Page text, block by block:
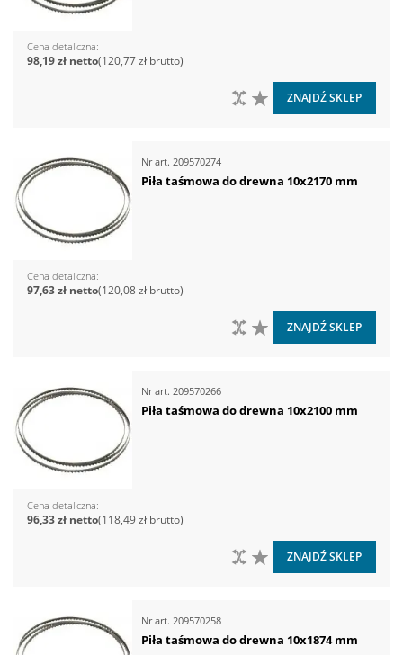
Cena detaliczna
120,77 zł
98,19 zł
DO LISTY ŻYCZEŃ
DO PORÓWNANIA
ZNAJDŹ SKLEP
Nr art. 209570274
Piła taśmowa do drewna 10x2170 mm
Cena detaliczna
120,08 zł
97,63 zł
DO LISTY ŻYCZEŃ
DO PORÓWNANIA
ZNAJDŹ SKLEP
Nr art. 209570266
Piła taśmowa do drewna 10x2100 mm
Cena detaliczna
118,49 zł
96,33 zł
DO LISTY ŻYCZEŃ
DO PORÓWNANIA
ZNAJDŹ SKLEP
Nr art. 209570258
Piła taśmowa do drewna 10x1874 mm